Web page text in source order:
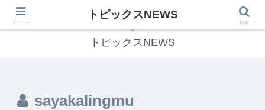
気になる話題をわかりやすくご紹介します！
トピックスNEWS
sayakalingmu
メニュー
トピックスNEWS
検索